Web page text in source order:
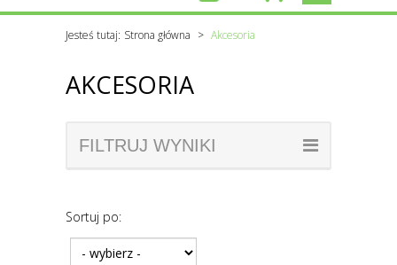
Jesteś tutaj: Strona główna Akcesoria
AKCESORIA
FILTRUJ WYNIKI
Sortuj po: